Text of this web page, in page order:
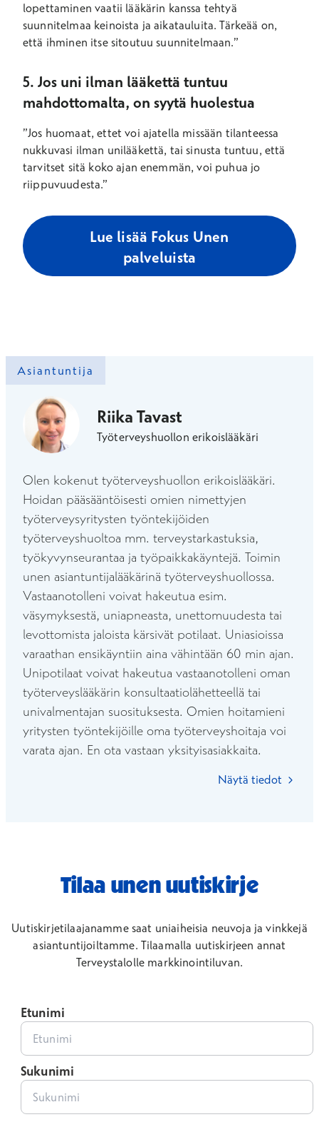
lopettaminen vaatii lääkärin kanssa tehtyä
suunnitelmaa keinoista ja aikatauluita. Tärkeää on,
että ihminen itse sitoutuu suunnitelmaan.”
5. Jos uni ilman lääkettä tuntuu
mahdottomalta, on syytä huolestua
”Jos huomaat, ettet voi ajatella missään tilanteessa
nukkuvasi ilman unilääkettä, tai sinusta tuntuu, että
tarvitset sitä koko ajan enemmän, voi puhua jo
riippuvuudesta.”
Lue lisää Fokus Unen
palveluista
Asiantuntija
Riika Tavast
Työterveyshuollon erikoislääkäri
Olen kokenut työterveyshuollon erikoislääkäri.
Hoidan pääsääntöisesti omien nimettyjen
työterveysyritysten työntekijöiden
työterveyshuoltoa mm. terveystarkastuksia,
työkyvynseurantaa ja työpaikkakäyntejä. Toimin
unen asiantuntijalääkärinä työterveyshuollossa.
Vastaanotolleni voivat hakeutua esim.
väsymyksestä, uniapneasta, unettomuudesta tai
levottomista jaloista kärsivät potilaat. Uniasioissa
varaathan ensikäyntiin aina vähintään 60 min ajan.
Unipotilaat voivat hakeutua vastaanotolleni oman
työterveyslääkärin konsultaatiolähetteellä tai
univalmentajan suosituksesta. Omien hoitamieni
yritysten työntekijöille oma työterveyshoitaja voi
varata ajan. En ota vastaan yksityisasiakkaita.
Näytä tiedot
Tilaa unen uutiskirje
Uutiskirjetilaajanamme saat uniaiheisia neuvoja ja vinkkejä
asiantuntijoiltamme. Tilaamalla uutiskirjeen annat
Terveystalolle markkinointiluvan.
Etunimi
Sukunimi